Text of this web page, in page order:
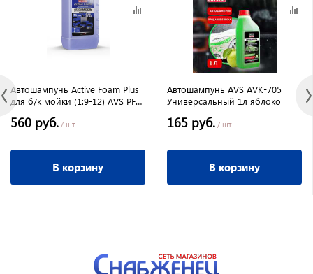
Автошампунь Active Foam Plus
для б/к мойки (1:9-12) AVS PF-
560 руб. / шт
В корзину
Автошампунь AVS AVK-705
Универсальный 1л яблоко
165 руб. / шт
В корзину